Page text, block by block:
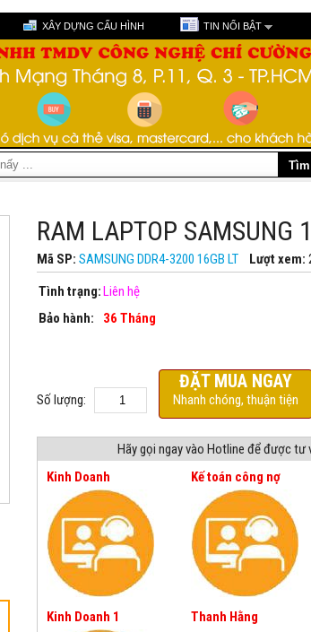
XÂY DỰNG CẤU HÌNH TIN NỔI BẬT
RAM LAPTOP SAMSUNG
Mã SP: SAMSUNG DDR4-3200 16GB LT Lượt xem:
Tình trạng:Liên hệ
Bảo hành:
36 Tháng
Số lượng:
ĐẶT MUA NGAY
Nhanh chóng, thuận tiện
Hãy gọi ngay vào Hotline để được tư
Kinh Doanh
Kinh Doanh 1
Kế toán công nợ
Thanh Hằng